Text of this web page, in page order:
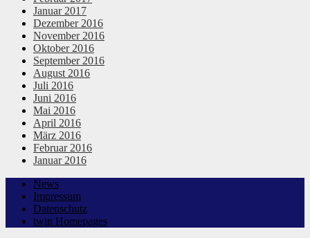
Januar 2017
Dezember 2016
November 2016
Oktober 2016
September 2016
August 2016
Juli 2016
Juni 2016
Mai 2016
April 2016
März 2016
Februar 2016
Januar 2016
News
Impressum
Datenschutz
twin Homepages